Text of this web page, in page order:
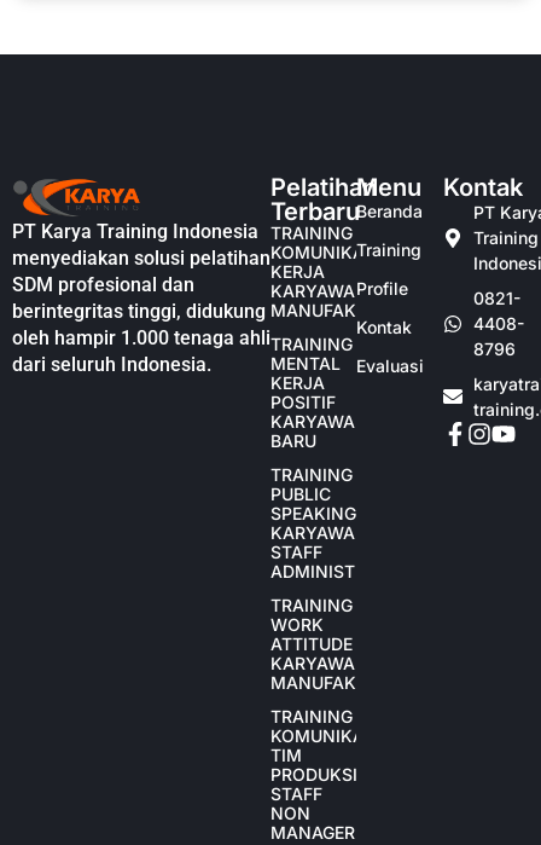
PT Karya Training Indonesia
menyediakan solusi pelatihan
SDM profesional dan
berintegritas tinggi, didukung
oleh hampir 1.000 tenaga ahli
dari seluruh Indonesia.
Pelatihan
Terbaru
TRAINING
KOMUNIKASI
KERJA
KARYAWAN
MANUFAKTUR
TRAINING
MENTAL
KERJA
POSITIF
KARYAWAN
BARU
TRAINING
PUBLIC
SPEAKING
KARYAWAN
STAFF
ADMINISTRASI
TRAINING
WORK
ATTITUDE
KARYAWAN
MANUFAKTUR
TRAINING
KOMUNIKASI
TIM
PRODUKSI
STAFF
NON
MANAGER
Menu
Beranda
Training
Profile
Kontak
Evaluasi
Kontak
PT
Training
0821-
4408-
8796